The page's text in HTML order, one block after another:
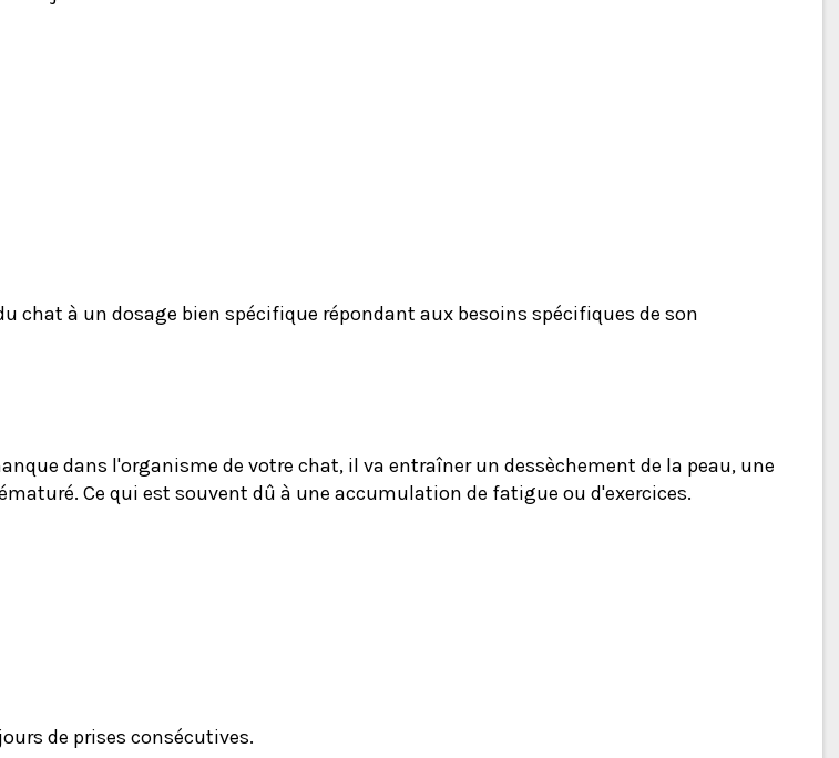
à un dosage bien spécifique répondant aux besoins spécifiques de son
dans l'organisme de votre chat, il va entraîner un dessèchement de la peau, une
Ce qui est souvent dû à une accumulation de fatigue ou d'exercices.
de prises consécutives.